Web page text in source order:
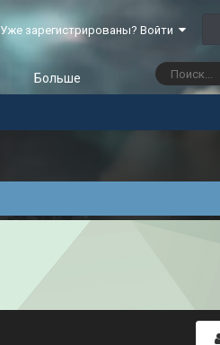
Уже зарегистрированы? Войти
Больше